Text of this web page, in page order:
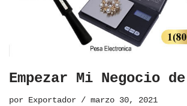
Empezar Mi Negocio
por Exportador marzo 30, 2021